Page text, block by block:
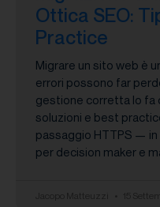
Ottica SEO:
Practice
Migrare un sito web è
errori possono far
gestione corretta lo fa
soluzioni e best
passaggio HTTPS —
per decision maker e